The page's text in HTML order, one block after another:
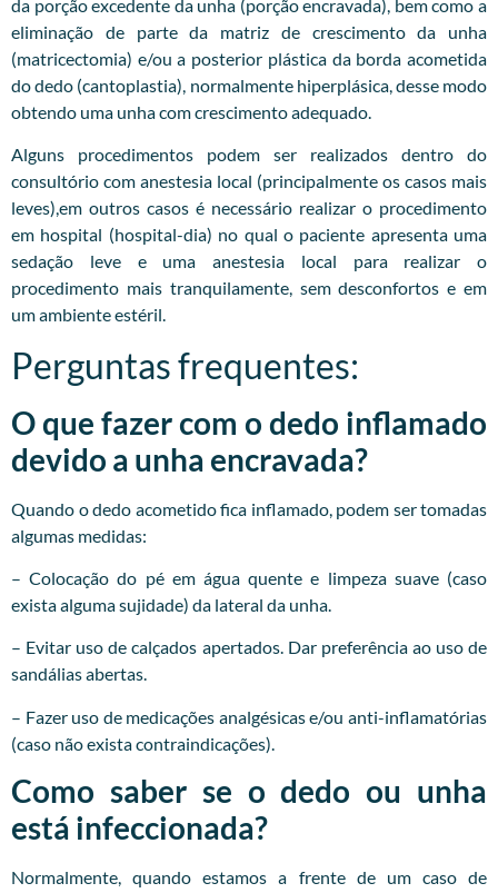
da porção excedente da unha (porção encravada), bem como a
eliminação de parte da matriz de crescimento da unha
(matricectomia) e/ou a posterior plástica da borda acometida
do dedo (cantoplastia), normalmente hiperplásica, desse modo
obtendo uma unha com crescimento adequado.
Alguns procedimentos podem ser realizados dentro do
consultório com anestesia local (principalmente os casos mais
leves),em outros casos é necessário realizar o procedimento
em hospital (hospital-dia) no qual o paciente apresenta uma
sedação leve e uma anestesia local para realizar o
procedimento mais tranquilamente, sem desconfortos e em
um ambiente estéril.
Perguntas frequentes:
O que fazer com o dedo inflamado
devido a unha encravada?
Quando o dedo acometido fica inflamado, podem ser tomadas
algumas medidas:
– Colocação do pé em água quente e limpeza suave (caso
exista alguma sujidade) da lateral da unha.
– Evitar uso de calçados apertados. Dar preferência ao uso de
sandálias abertas.
– Fazer uso de medicações analgésicas e/ou anti-inflamatórias
(caso não exista contraindicações).
Como saber se o dedo ou unha
está infeccionada?
Normalmente, quando estamos a frente de um caso de